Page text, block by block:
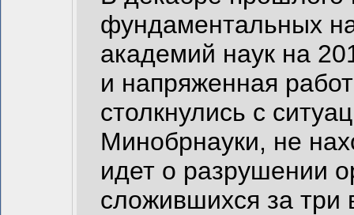
фундаментальных
академий наук на
и напряженная
столкнулись с
Минобрнауки, не
идет о разрушении
сложившихся за три